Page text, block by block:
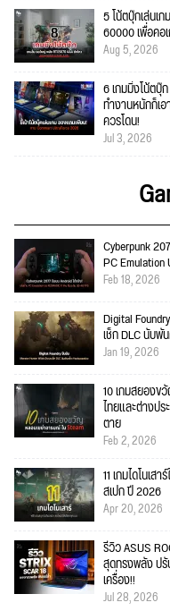
5 โน้ตบุ๊กเล่นเ
60000 เพื่อคอ
Aug 5, 2026
6 เกมมิ่งโน้ตบุ๊
ทำงานหนักก็เ
ควรโดน!
Jul 3, 2026
Cyberpunk
PC Emulation
Feb 18, 2026
Digital
เช็ก DLC นับพั
Jan 19, 2026
10 เกมสยองข
ไทยและต่างป
ตาย
Feb 2, 2026
11 เกมไดโนเ
สเปก ปี 2026
Apr 20, 2026
รีวิว ASUS
สุดทรงพลัง ปรั
เครื่อง!!
Jul 28, 2026